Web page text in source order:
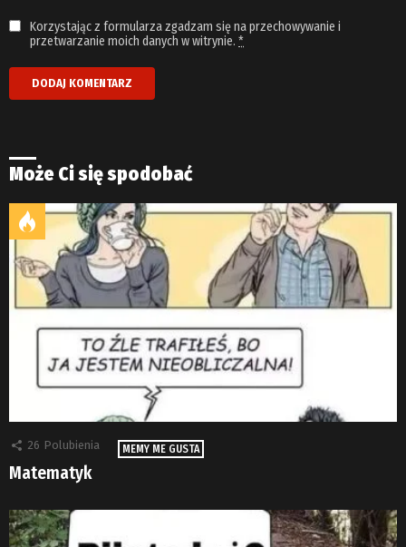
Korzystając z formularza zgadzam się na przechowywanie i
przetwarzanie moich danych w witrynie. *
Może Ci się spodobać
26 Polubienia MEMY ME GUSTA
Matematyk